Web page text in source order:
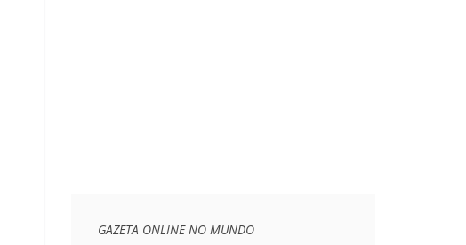
GAZETA ONLINE NO MUNDO